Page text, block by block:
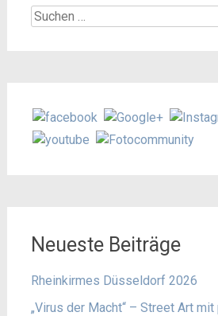
Suchen
Neueste Beiträge
Rheinkirmes Düsseldorf 2026
„Virus der Macht“ – Street Art